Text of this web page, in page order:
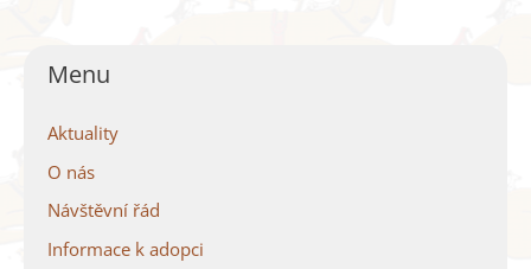
Menu
Aktuality
O nás
Návštěvní řád
Informace k adopci